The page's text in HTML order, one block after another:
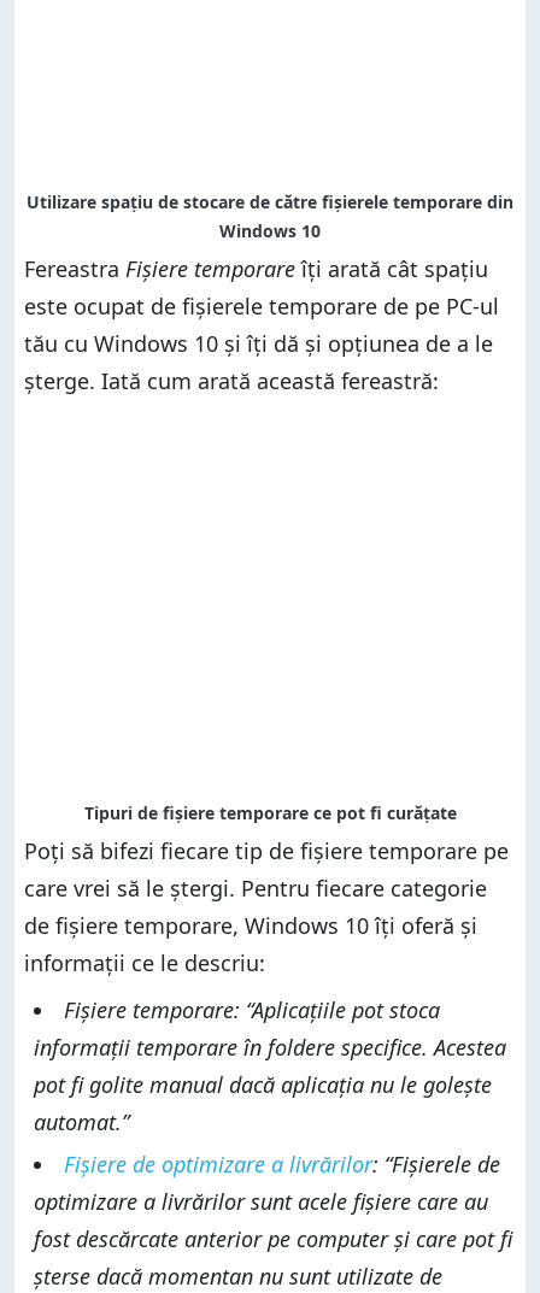
Fereastra Fișiere temporareîți arată cât spațiu
este ocupat de fișierele temporare de pe PC-ul
tău cu Windows 10 și îți dă și opțiunea de a le
șterge. Iată cum arată această fereastră:
Poți să bifezi fiecare tip de fișiere temporare pe
care vrei să le ștergi. Pentru fiecare categorie
de fișiere temporare, Windows 10 îți oferă și
informații ce le descriu:
Fișiere temporare: “Aplicațiile pot stoca
informații temporare în foldere specifice. Acestea
pot fi golite manual dacă aplicația nu le golește
automat.”
Fișiere de optimizare a livrărilor: “Fișierele de
optimizare a livrărilor sunt acele fișiere care au
fost descărcate anterior pe computer și care pot fi
șterse dacă momentan nu sunt utilizate de